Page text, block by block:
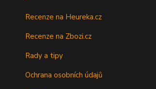
Recenze na Heureka.cz
Recenze na Zbozi.cz
Rady a tipy
Ochrana osobních údajů